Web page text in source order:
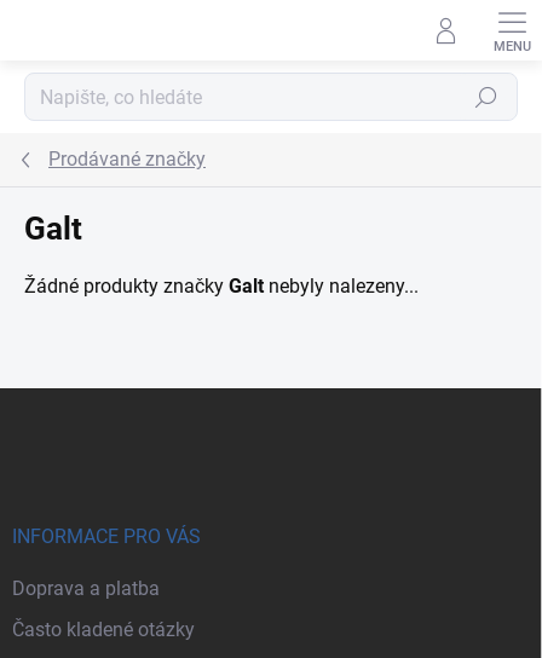
Hledat
Prodávané značky
Galt
Žádné produkty značky Galtnebyly nalezeny...
INFORMACE PRO VÁS
Doprava a platba
Často kladené otázky